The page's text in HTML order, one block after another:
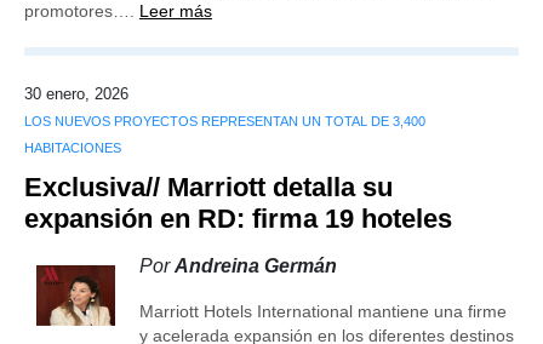
promotores…. Leer más
30 enero, 2026
LOS NUEVOS PROYECTOS REPRESENTAN UN TOTAL DE 3,400
HABITACIONES
Exclusiva// Marriott detalla su
expansión en RD: firma 19 hoteles
PorAndreina Germán
Marriott Hotels International mantiene una firme
y acelerada expansión en los diferentes destinos